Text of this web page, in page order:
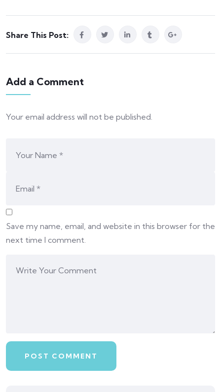
Share This Post:
Add a Comment
Your email address will not be published.
Save my name, email, and website in this browser for the
next time I comment.